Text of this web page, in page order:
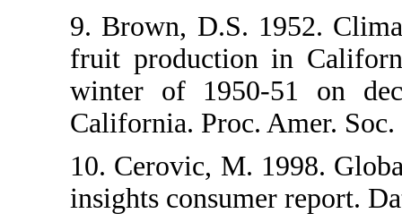
9. Brown,
fruit
winter of
California.
10. Cerovic,
insights